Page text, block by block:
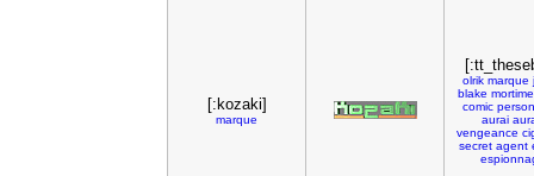
[:kozaki]
marque
olrik marque
blake
comic
aurai
vengeance
secret agent